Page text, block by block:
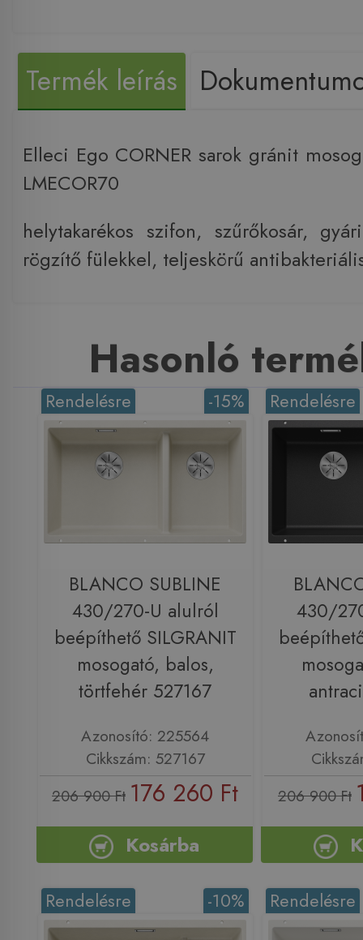
Termék leírás
Elleci Ego CORNER sarok gránit
LMECOR70
helytakarékos szifon, szűrőkosár,
rögzítő fülekkel, teljeskörű
Hasonló
-15%
Rendelésre
BLANCO SUBLINE
430/270-U alulról
beépíthető SILGRANIT
mosogató, balos,
törtfehér 527167
Azonosító: 225564
Cikkszám: 527167
206 900 Ft 176 260 Ft
Kosárba
Rendelésre
430/
206 900 Ft
-10%
Rendelésre Rendelésre